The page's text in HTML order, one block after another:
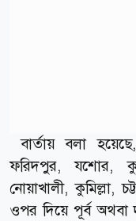
বার্তায় বলা
ফরিদপুর, যশোর,
নোয়াখালী, কুমিল্লা,
ওপর দিয়ে পূর্ব অথবা